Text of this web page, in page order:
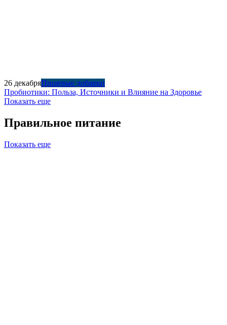
26 декабряПищевые добавки
Пробиотики: Польза, Источники и Влияние на Здоровье
Показать еще
Правильное питание
Показать еще